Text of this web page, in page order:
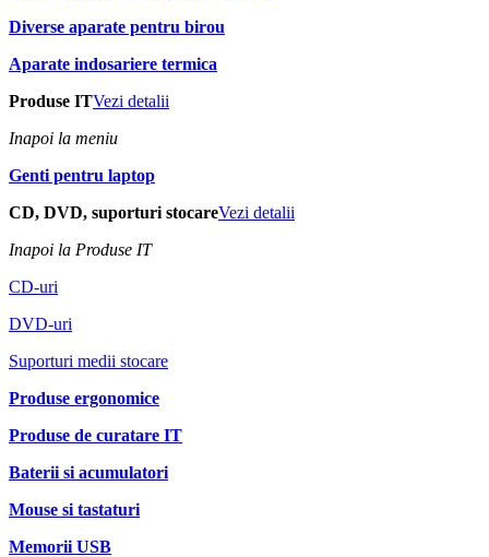
Diverse aparate pentru birou
Aparate indosariere termica
Produse ITVezi detalii
Inapoi la meniu
Genti pentru laptop
CD, DVD, suporturi stocareVezi detalii
Inapoi la Produse IT
CD-uri
DVD-uri
Suporturi medii stocare
Produse ergonomice
Produse de curatare IT
Baterii si acumulatori
Mouse si tastaturi
Memorii USB